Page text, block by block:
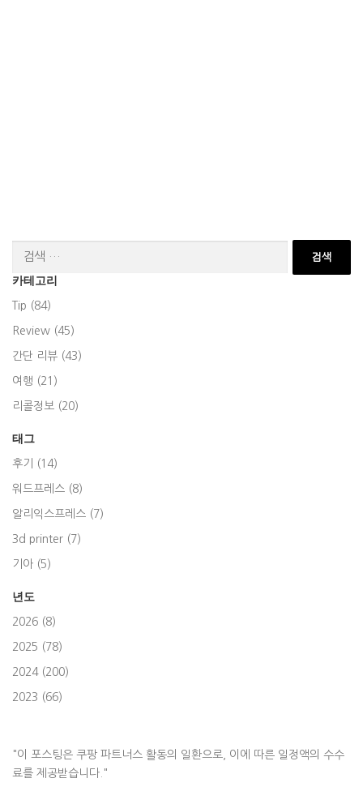
카테고리
Tip (84)
Review (45)
간단 리뷰 (43)
여행 (21)
리콜정보 (20)
태그
후기 (14)
워드프레스 (8)
알리익스프레스 (7)
3d printer (7)
기아 (5)
년도
2026 (8)
2025 (78)
2024 (200)
2023 (66)
"이 포스팅은 쿠팡 파트너스 활동의 일환으로, 이에 따른 일정액의 수수
료를 제공받습니다."